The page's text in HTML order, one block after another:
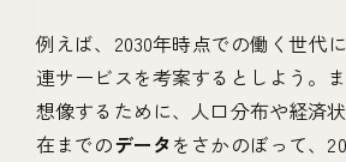
例えば、2030年時点での働く世代
連サービスを考案するとしよう。
想像するために、人口分布や経済
在までのデータをさかのぼって、